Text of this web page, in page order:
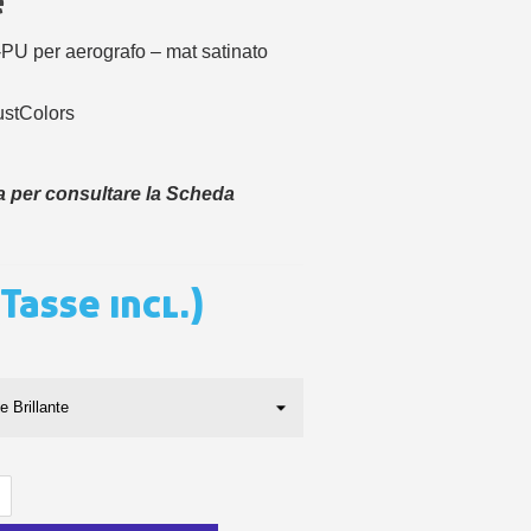
5€ di sconto
per aerografo – mat satinato
per consultare la Scheda
incl.)